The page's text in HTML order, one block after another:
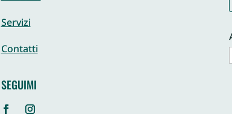
Servizi
Contatti
SEGUIMI